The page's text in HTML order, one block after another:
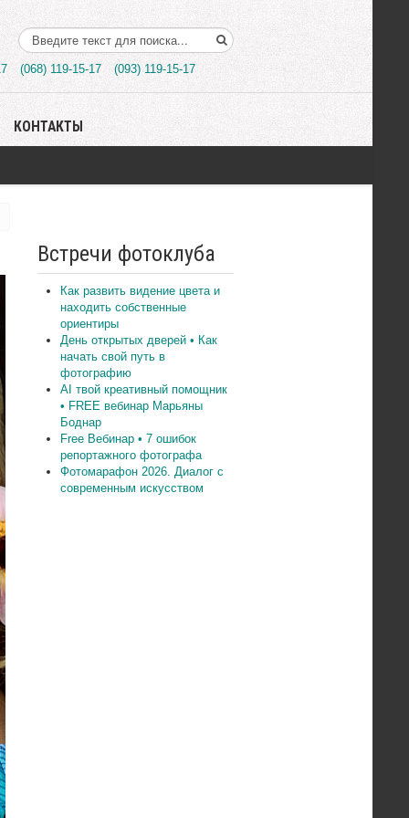
Поиск..
(068) 119-15-17 (093) 119-15-17
КОНТАКТЫ
Встречи фотоклуба
Как развить видение цвета и
находить собственные
ориентиры
День открытых дверей • Как
начать свой путь в
фотографию
AI твой креативный помощник
• FREE вебинар Марьяны
Боднар
Free Вебинар • 7 ошибок
репортажного фотографа
Фотомарафон 2026. Диалог с
современным искусством